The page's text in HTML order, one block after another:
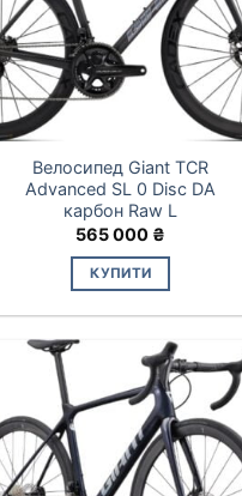
Велосипед Giant TCR
Advanced SL 0 Disc DA
карбон Raw L
565 000 ₴
КУПИТИ